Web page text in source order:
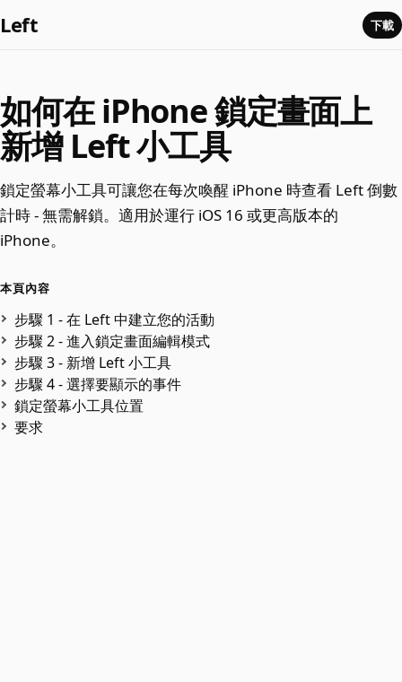
Left 下載
如何在 iPhone 鎖定畫面上
新增 Left 小工具
鎖定螢幕小工具可讓您在每次喚醒 iPhone 時查看 Left 倒數
計時 - 無需解鎖。適用於運行 iOS 16 或更高版本的
iPhone。
本頁內容
步驟 1 - 在 Left 中建立您的活動
步驟 2 - 進入鎖定畫面編輯模式
步驟 3 - 新增 Left 小工具
步驟 4 - 選擇要顯示的事件
鎖定螢幕小工具位置
要求